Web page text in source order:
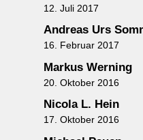
12. Juli 2017
Andreas Urs
16. Februar 2017
Markus Werning
20. Oktober 2016
Nicola L. Hein
17. Oktober 2016